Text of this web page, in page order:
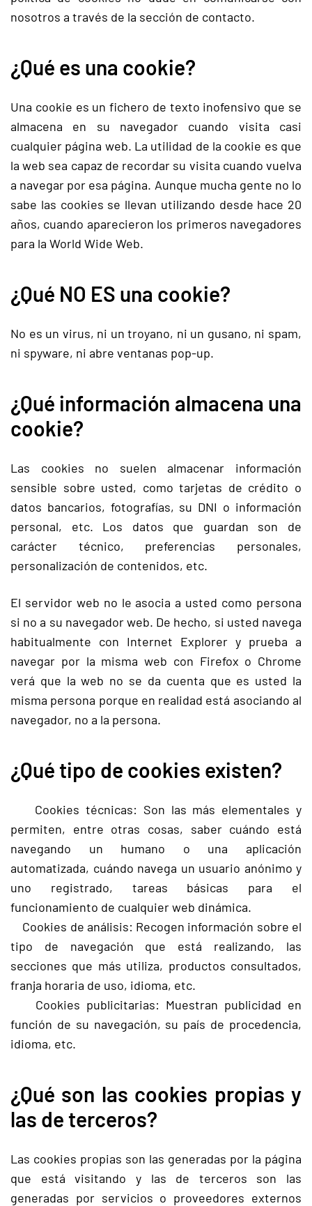
nosotros a través de la sección de contacto.
¿Qué es una cookie?
Una cookie es un fichero de texto inofensivo que se
almacena en su navegador cuando visita casi
cualquier página web. La utilidad de la cookie es que
la web sea capaz de recordar su visita cuando vuelva
a navegar por esa página. Aunque mucha gente no lo
sabe las cookies se llevan utilizando desde hace 20
años, cuando aparecieron los primeros navegadores
para la World Wide Web.
¿Qué NO ES una cookie?
No es un virus, ni un troyano, ni un gusano, ni spam,
ni spyware, ni abre ventanas pop-up.
¿Qué información almacena una
cookie?
Las cookies no suelen almacenar información
sensible sobre usted, como tarjetas de crédito o
datos bancarios, fotografías, su DNI o información
personal, etc. Los datos que guardan son de
carácter técnico, preferencias personales,
personalización de contenidos, etc.
El servidor web no le asocia a usted como persona
si no a su navegador web. De hecho, si usted navega
habitualmente con Internet Explorer y prueba a
navegar por la misma web con Firefox o Chrome
verá que la web no se da cuenta que es usted la
misma persona porque en realidad está asociando al
navegador, no a la persona.
¿Qué tipo de cookies existen?
Cookies técnicas: Son las más elementales y
permiten, entre otras cosas, saber cuándo está
navegando un humano o una aplicación
automatizada, cuándo navega un usuario anónimo y
uno registrado, tareas básicas para el
funcionamiento de cualquier web dinámica.
Cookies de análisis: Recogen información sobre el
tipo de navegación que está realizando, las
secciones que más utiliza, productos consultados,
franja horaria de uso, idioma, etc.
Cookies publicitarias: Muestran publicidad en
función de su navegación, su país de procedencia,
idioma, etc.
¿Qué son las cookies propias y
las de terceros?
Las cookies propias son las generadas por la página
que está visitando y las de terceros son las
generadas por servicios o proveedores externos